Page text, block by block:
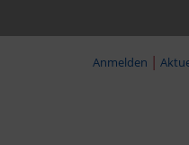
Anmelden |